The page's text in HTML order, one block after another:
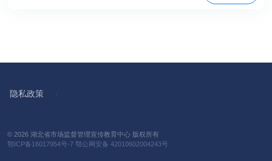
隐私政策
© 2026 湖北省市场监督管理宣传教育中心 版权所有
鄂ICP备16017954号-7 鄂公网安备 42010602004243号